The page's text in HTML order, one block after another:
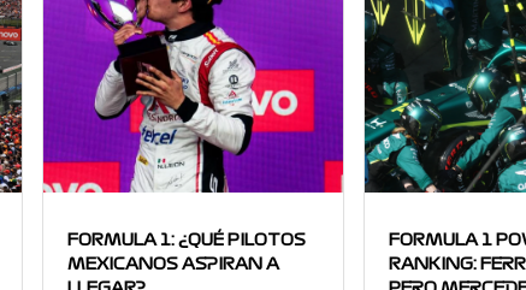
FORMULA 1: ¿QUÉ PILOTOS
MEXICANOS ASPIRAN A
FORMULA 1
RANKING: